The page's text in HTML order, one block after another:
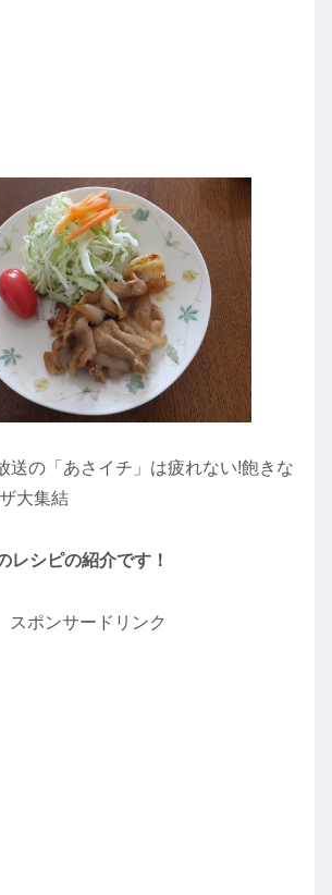
送の「あさイチ」は疲れない!飽きな
大集結
レシピの紹介です！
スポンサードリンク